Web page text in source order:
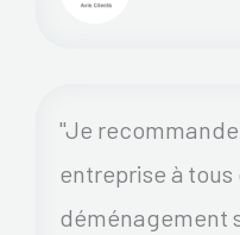
"Je
entreprise à
déménagement